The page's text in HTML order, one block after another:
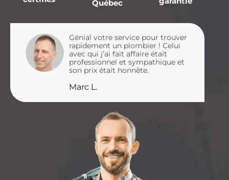
Québec
Génial votre service pour trouver
rapidement un plombier ! Celui
avec qui j’ai fait affaire était
professionnel et sympathique et
son prix était honnête.
Marc L.